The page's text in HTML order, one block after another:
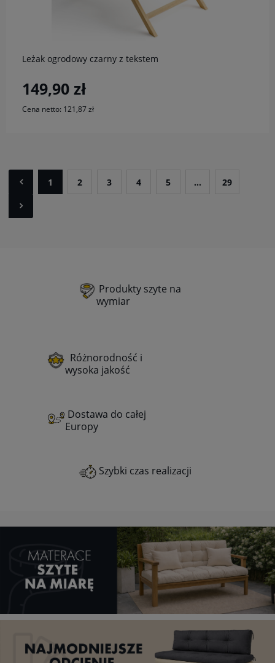
Leżak ogrodowy czarny z tekstem
149,90 zł
Cena netto: 121,87 zł
do koszyka
1 2 3 4 5 ... 29
Produkty szyte na
wymiar
Różnorodność i
wysoka jakość
Dostawa do całej
Europy
Szybki czas realizacji